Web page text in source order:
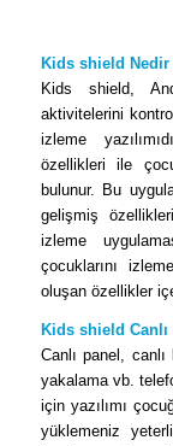
Kids shield Nedir
Kids shield,
aktivitelerini
izleme
özellikleri ile
bulunur. Bu
gelişmiş
izleme
çocuklarını
oluşan özellikler
Kids shield Canlı
Canlı panel,
yakalama vb.
için yazılımı
yüklemeniz